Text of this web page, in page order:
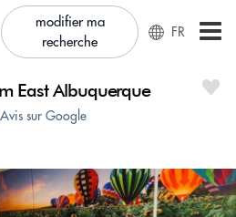
modifier ma
recherche
FR
East Albuquerque
sur Google